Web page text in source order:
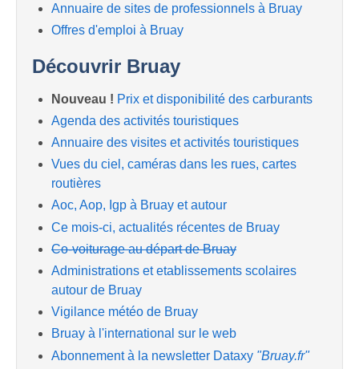
Annuaire de sites de professionnels à Bruay
Offres d'emploi à Bruay
Découvrir Bruay
Nouveau ! Prix et disponibilité des carburants
Agenda des activités touristiques
Annuaire des visites et activités touristiques
Vues du ciel, caméras dans les rues, cartes
routières
Aoc, Aop, Igp à Bruay et autour
Ce mois-ci, actualités récentes de Bruay
Co-voiturage au départ de Bruay
Administrations et etablissements scolaires
autour de Bruay
Vigilance météo de Bruay
Bruay à l'international sur le web
Abonnement à la newsletter Dataxy "Bruay.fr"